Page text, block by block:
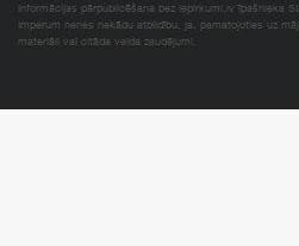
Informācijas pārpublicēšana bez iepirkumi.lv īpašnieka
Imperum nenes nekādu atbildību, ja, pamatojoties uz
materiāli vai citāda veida zaudējumi.